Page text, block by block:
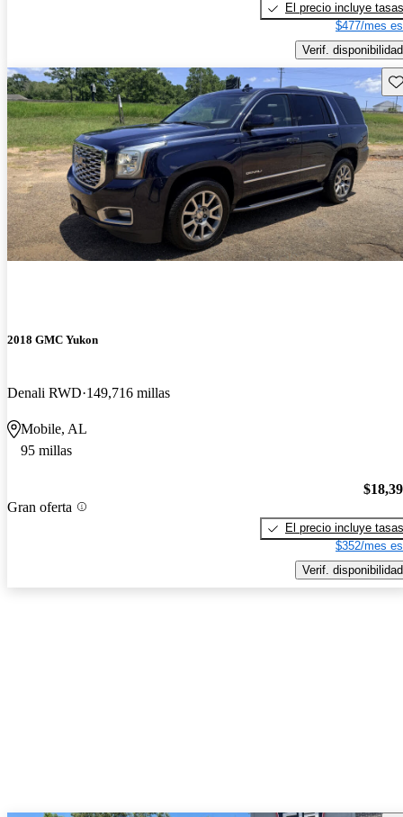
El precio incluye tasas
$477/mes
Verif. disponibilidad
2018 GMC Yukon
Denali RWD 149,716 millas
Mobile, AL
95 millas
Gran oferta
El precio incluye tasas
$352/mes
Verif. disponibilidad